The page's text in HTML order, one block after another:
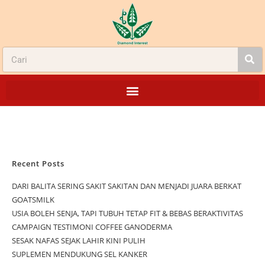
Recent Posts
DARI BALITA SERING SAKIT SAKITAN DAN MENJADI JUARA BERKAT
GOATSMILK
USIA BOLEH SENJA, TAPI TUBUH TETAP FIT & BEBAS BERAKTIVITAS
CAMPAIGN TESTIMONI COFFEE GANODERMA
SESAK NAFAS SEJAK LAHIR KINI PULIH
SUPLEMEN MENDUKUNG SEL KANKER